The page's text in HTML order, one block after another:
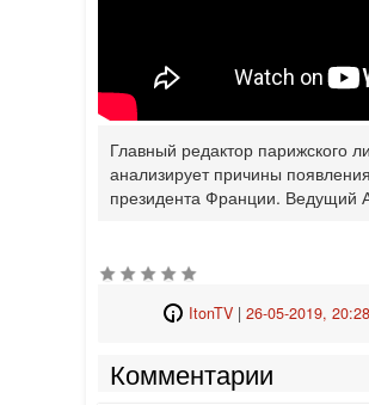
Главный редактор парижского
анализирует причины
президента Франции. Ведущий
ItonTV| 26-05-2019, 20:28
Комментарии